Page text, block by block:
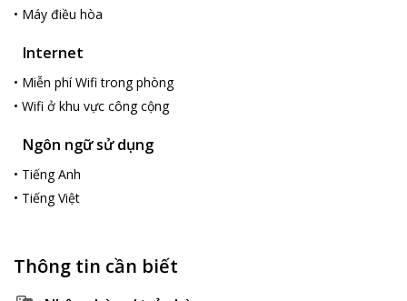
• Máy điều hòa
Internet
• Miễn phí Wifi trong phòng
• Wifi ở khu vực công cộng
Ngôn ngữ sử dụng
• Tiếng Anh
• Tiếng Việt
Thông tin cần biết